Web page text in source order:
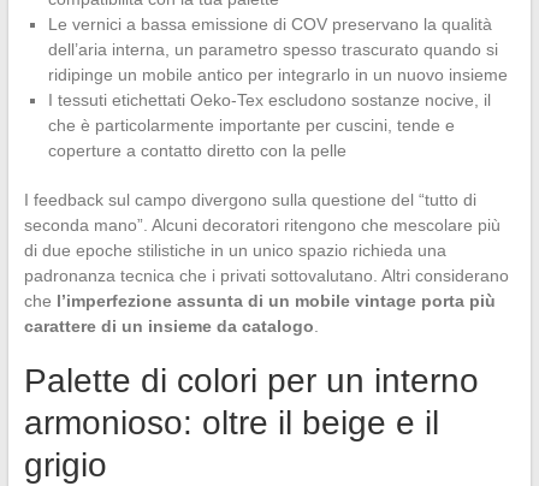
Le vernici a bassa emissione di COV preservano la qualità
dell’aria interna, un parametro spesso trascurato quando si
ridipinge un mobile antico per integrarlo in un nuovo insieme
I tessuti etichettati Oeko-Tex escludono sostanze nocive, il
che è particolarmente importante per cuscini, tende e
coperture a contatto diretto con la pelle
I feedback sul campo divergono sulla questione del “tutto di
seconda mano”. Alcuni decoratori ritengono che mescolare più
di due epoche stilistiche in un unico spazio richieda una
padronanza tecnica che i privati sottovalutano. Altri considerano
che l’imperfezione assunta di un mobile vintage porta più
carattere di un insieme da catalogo
Palette di colori per un interno
armonioso: oltre il beige e il
grigio